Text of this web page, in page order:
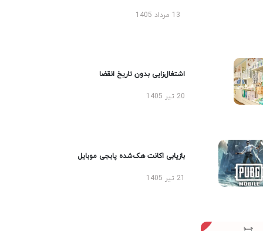
13 مرداد 1405
اشتغال‌زایی بدون تاریخ انقضا
20 تیر 1405
بازیابی اکانت هک‌شده پابجی موبایل